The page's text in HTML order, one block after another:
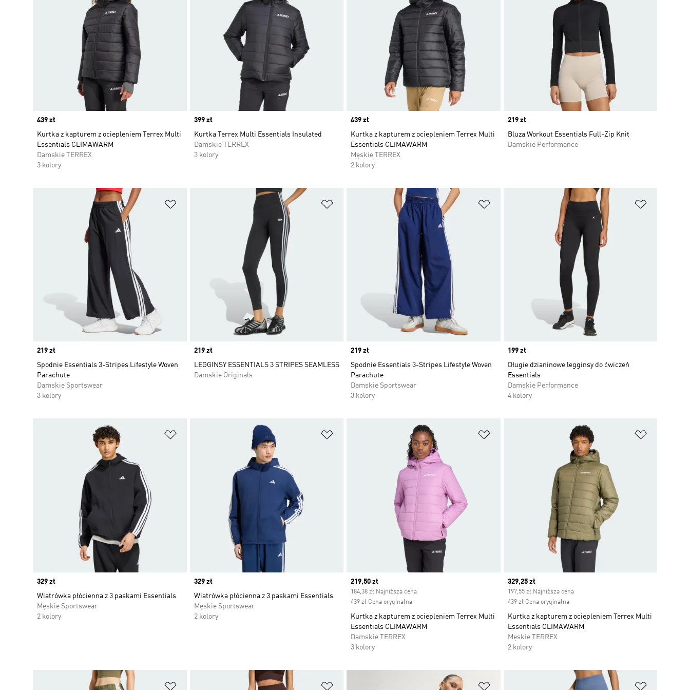
Price
439 zł
Kurtka z kapturem z ociepleniem Terrex Multi
Essentials CLIMAWARM
Damskie TERREX
3 kolory
Price
399 zł
Kurtka Terrex Multi Essentials Insulated
Damskie TERREX
3 kolory
Price
439 zł
Kurtka z kapturem z ociepleniem Terrex Multi
Essentials CLIMAWARM
Męskie TERREX
2 kolory
Price
219 zł
Bluza Workout Essentials Full-Zip Knit
Damskie Performance
Price
219 zł
Spodnie Essentials 3-Stripes Lifestyle Woven
Parachute
Damskie Sportswear
3 kolory
Dodaj do listy życzeń
Price
219 zł
LEGGINSY ESSENTIALS 3 STRIPES SEAMLESS
Damskie Originals
Dodaj do listy życzeń
Price
219 zł
Spodnie Essentials 3-Stripes Lifestyle Woven
Parachute
Damskie Sportswear
3 kolory
Price
199 zł
Długie dzianinowe legginsy do ćwiczeń
Essentials
Damskie Performance
4 kolory
Price
329 zł
Wiatrówka płócienna z 3 paskami Essentials
Męskie Sportswear
2 kolory
Price
329 zł
Wiatrówka płócienna z 3 paskami Essentials
Męskie Sportswear
2 kolory
Current price
219,50 zł
184,38 zł Najniższa cena
439 zł Cena oryginalna
Kurtka z kapturem z ociepleniem Terrex Multi
Essentials CLIMAWARM
Damskie TERREX
3 kolory
Current price
329,25 zł
197,55 zł Najniższa cena
439 zł Cena oryginalna
Kurtka z kapturem z ociepleniem Terrex Multi
Essentials CLIMAWARM
Męskie TERREX
2 kolory
Dodaj do listy życzeń